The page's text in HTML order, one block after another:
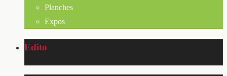
Planches
Expos
Edito